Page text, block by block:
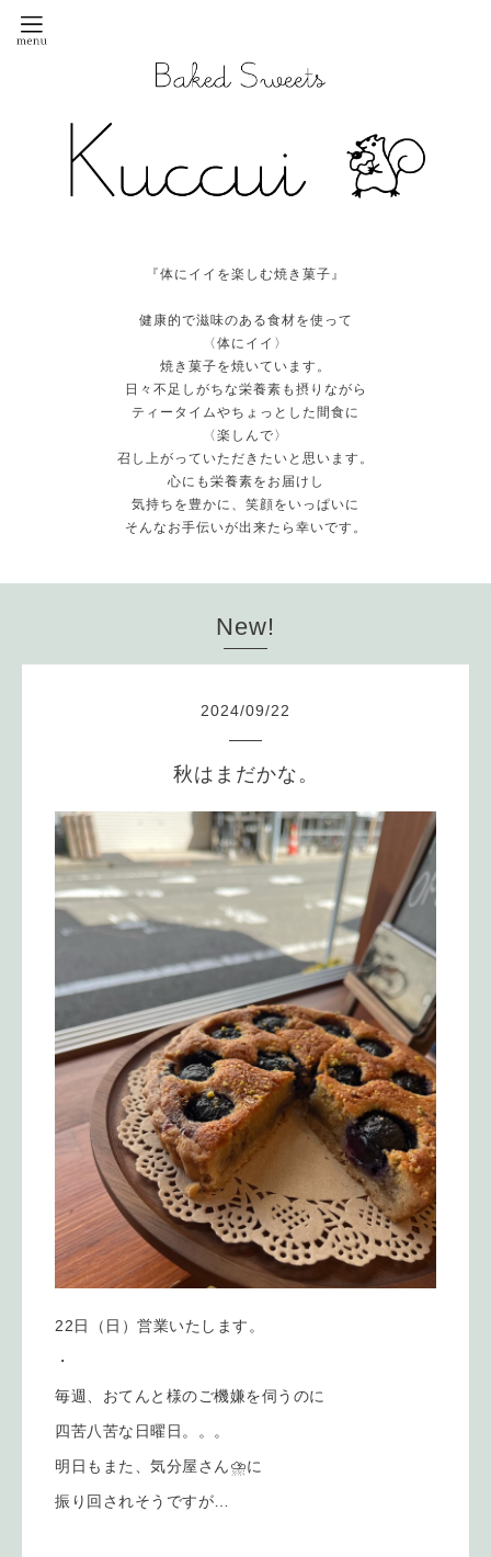
『体にイイを楽しむ焼き菓子』
健康的で滋味のある食材を使って
〈体にイイ〉
焼き菓子を焼いています。
日々不足しがちな栄養素も摂りながら
ティータイムやちょっとした間食に
〈楽しんで〉
召し上がっていただきたいと思います。
心にも栄養素をお届けし
気持ちを豊かに、笑顔をいっぱいに
そんなお手伝いが出来たら幸いです。
New!
2024/09/22
秋はまだかな。
22日（日）営業いたします。
・
毎週、おてんと様のご機嫌を伺うのに
四苦八苦な日曜日。。。
明日もまた、気分屋さん⛈️に
振り回されそうですが…